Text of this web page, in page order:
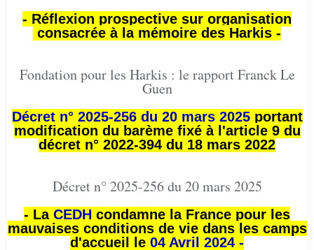
- Réflexion prospective sur organisation
consacrée à la mémoire des Harkis -
Fondation pour les Harkis : le rapport Franck Le
Guen
Décret n° 2025-256 du 20 mars 2025portant
modification du barème fixé à l'article 9 du
décret n° 2022-394 du 18 mars 2022
Décret n° 2025-256 du 20 mars 2025
- La CEDH condamne la France pour les
mauvaises conditions de vie dans les camps
d'accueil le 04 Avril 2024 -